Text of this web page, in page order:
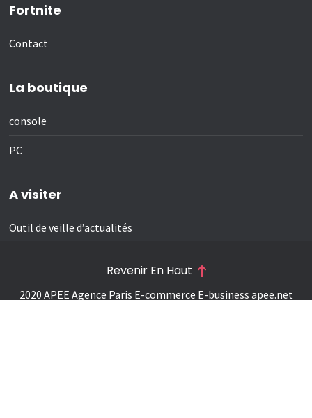
Fortnite
Contact
La boutique
console
PC
A visiter
Outil de veille d’actualités
2020 APEE Agence Paris E-commerce E-business apee.net
Revenir En Haut